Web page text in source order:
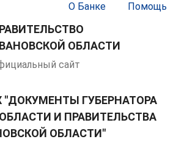
О Банке Помощь
ОБЛАСТИ
сайт
ГУБЕРНАТОРА
И ПРАВИТЕЛЬСТВА
ОБЛАСТИ"